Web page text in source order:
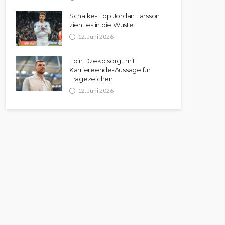
Schalke-Flop Jordan Larsson
zieht es in die Wüste
12. Juni 2026
Edin Dzeko sorgt mit
Karriereende-Aussage für
Fragezeichen
12. Juni 2026